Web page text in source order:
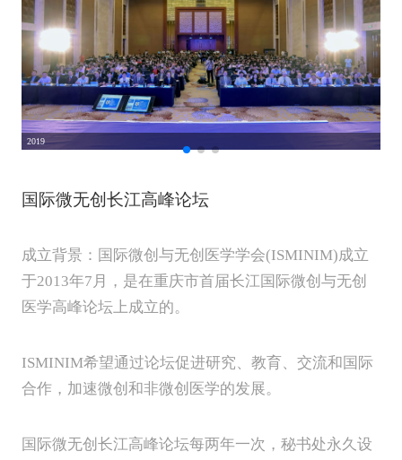
2019
国际微无创长江高峰论坛
成立背景：国际微创与无创医学学会(ISMINIM)成立
于2013年7月，是在重庆市首届长江国际微创与无创
医学高峰论坛上成立的。
ISMINIM希望通过论坛促进研究、教育、交流和国际
合作，加速微创和非微创医学的发展。
国际微无创长江高峰论坛每两年一次，秘书处永久设